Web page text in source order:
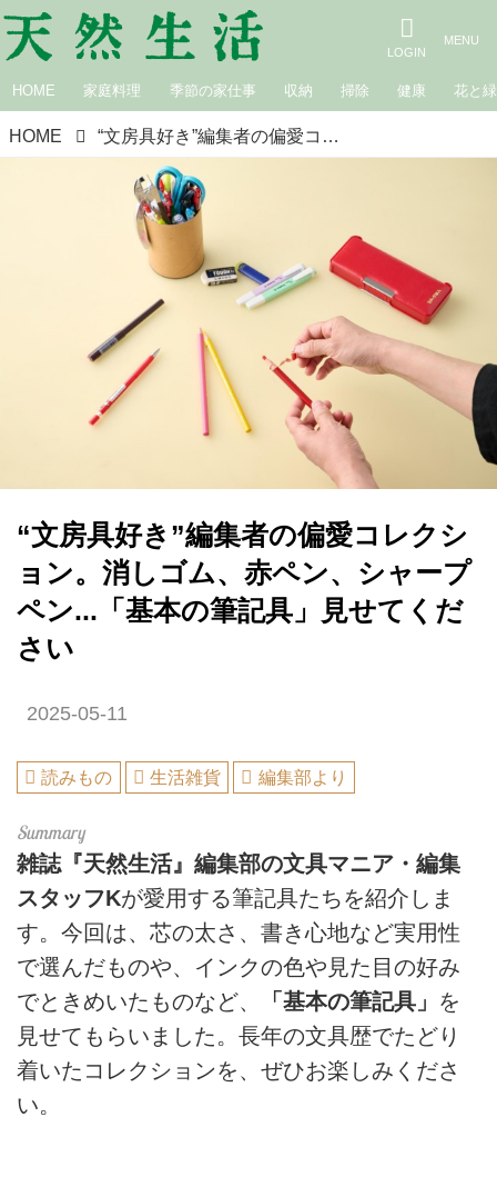
HOME 家庭料理 季節の家仕事 収納 掃除 健康 花と緑
HOME “文房具好き”編集者の偏愛コレクション。消しゴム、赤ペン、シャープペン...「基本の筆記具」見せてください
“文房具好き”編集者の偏愛コレクシ
ョン。消しゴム、赤ペン、シャープ
ペン...「基本の筆記具」見せてくだ
さい
2025-05-11
読みもの 生活雑貨 編集部より
雑誌『天然生活』編集部の文具マニア・編集
スタッフKが愛用する筆記具たちを紹介しま
す。今回は、芯の太さ、書き心地など実用性
で選んだものや、インクの色や見た目の好み
でときめいたものなど、
「基本の筆記具」 を
見せてもらいました。長年の文具歴でたどり
着いたコレクションを、ぜひお楽しみくださ
い。